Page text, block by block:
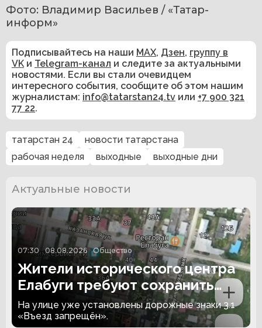
Фото: Владимир Васильев / «Татар-
информ»
Подписывайтесь на наши MAX, Дзен, группу в
VK и Telegram-канал и следите за актуальными
новостями. Если вы стали очевидцем
интересного события, сообщите об этом нашим
журналистам: info@tatarstan24.tv или +7 900 321
77 22.
татарстан 24
новости татарстана
рабочая неделя
выходные выходные дни
Актуальные новости
07:30 08.08.2026 Общество
Жители исторического центра
Елабуги требуют сохранить
проезд по улице Казанской
На улице уже установлены дорожные знаки 3.1
«Въезд запрещён».